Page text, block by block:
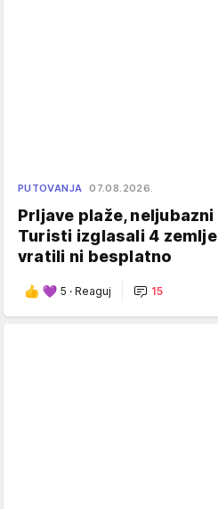
PUTOVANJA 07.08.2026.
Prljave plaže,
Turisti izglasali 4 zemlje
vratili ni besplatno
5 · Reaguj 15